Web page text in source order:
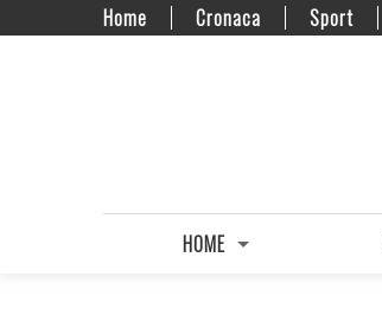
Home Cronaca Sport
HOME